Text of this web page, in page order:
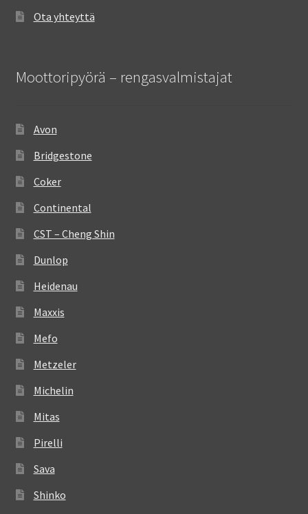
Ota yhteyttä
Moottoripyörä – rengasvalmistajat
Avon
Bridgestone
Coker
Continental
CST – Cheng Shin
Dunlop
Heidenau
Maxxis
Mefo
Metzeler
Michelin
Mitas
Pirelli
Sava
Shinko